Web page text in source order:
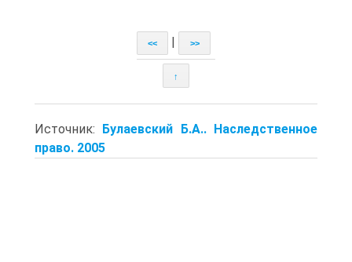
<< >>
↑
Источник: Булаевский Б.А.. Наследственное
право. 2005